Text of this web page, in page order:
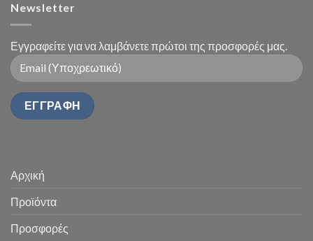
Newsletter
Εγγραφείτε για να λαμβάνετε πρώτοι της προσφορές μας.
Αρχική
Προϊόντα
Προσφορές